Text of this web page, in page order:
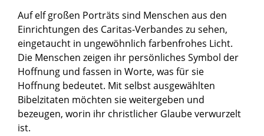
Auf elf großen Porträts sind Menschen aus den
Einrichtungen des Caritas-Verbandes zu sehen,
eingetaucht in ungewöhnlich farbenfrohes Licht.
Die Menschen zeigen ihr persönliches Symbol der
Hoffnung und fassen in Worte, was für sie
Hoffnung bedeutet. Mit selbst ausgewählten
Bibelzitaten möchten sie weitergeben und
bezeugen, worin ihr christlicher Glaube verwurzelt
ist.